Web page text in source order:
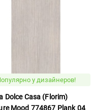
у дизайнеров!
Dolce Casa (Florim)
Mood 774867 Plank 04